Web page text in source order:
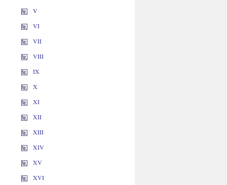
V
VI
VII
VIII
IX
X
XI
XII
XIII
XIV
XV
XVI